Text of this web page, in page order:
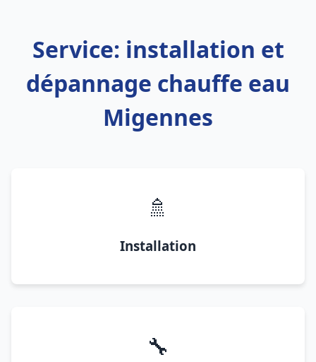
Service: installation et
dépannage chauffe eau
Migennes
🚿
Installation
🔧